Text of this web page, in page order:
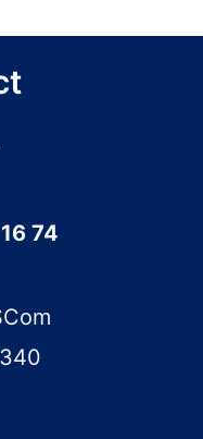
17h
Lemmens
scom
74